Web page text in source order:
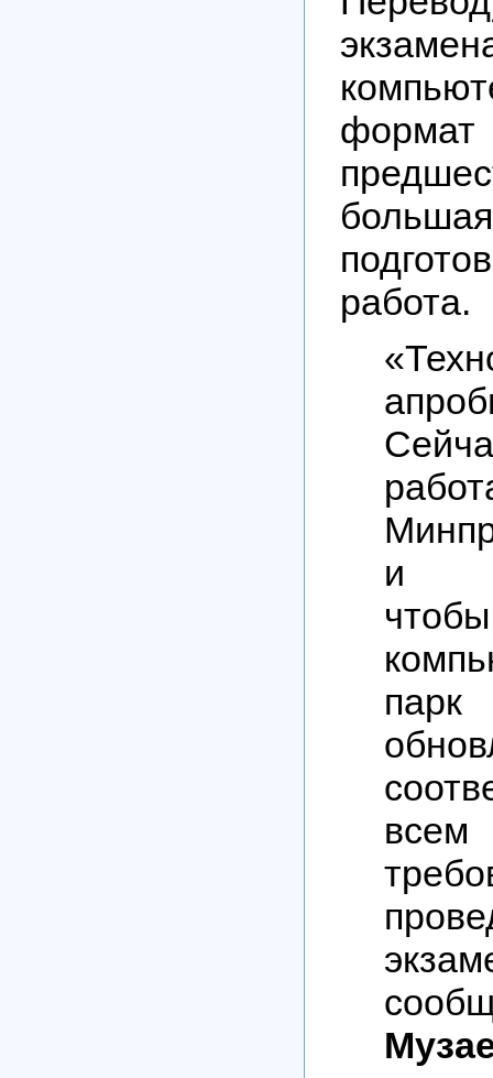
формат
большая
работа.
и
чтобы
всем